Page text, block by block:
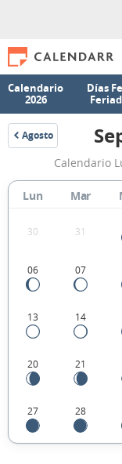
Calendario
2026
Días
Agosto
2049
Calendario
Lun Mar
30 31
06 07
13 14
20 21
27 28